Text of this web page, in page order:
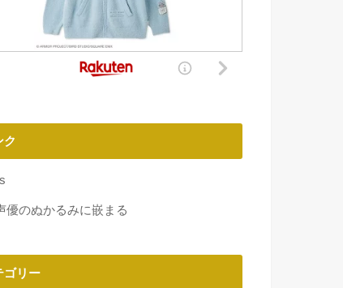
ク
優のぬかるみに嵌まる
ゴリー